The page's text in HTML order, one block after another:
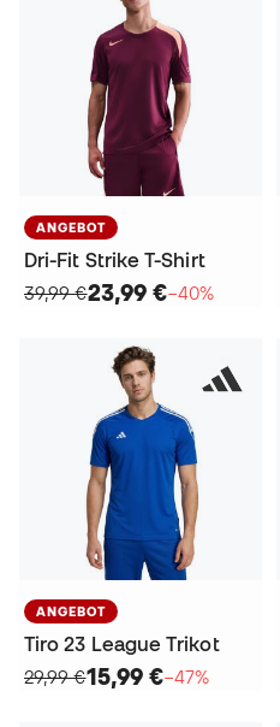
ANGEBOT
Dri-Fit Strike T-Shirt
39,99 €23,99 €−40%
ANGEBOT
Tiro 23 League Trikot
29,99 €15,99 €−47%